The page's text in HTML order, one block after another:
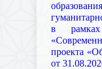
в рамках
проекта
от